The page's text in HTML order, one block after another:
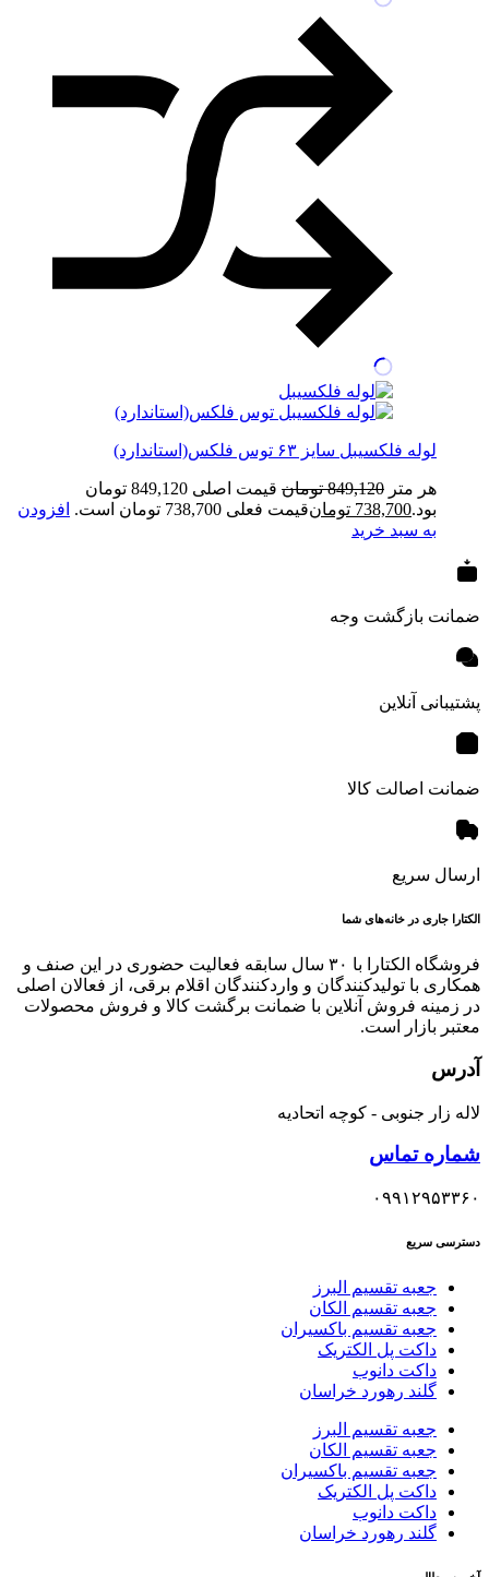
لوله فلکسیبل سایز ۶۳ توس فلکس(استاندارد)
هر متر 849,120 تومان
قیمت اصلی 849,120 تومان
بود.738,700 تومانقیمت فعلی 738,700 تومان است.
افزودن
به سبد خرید
ضمانت بازگشت وجه
پشتیبانی آنلاین
ضمانت اصالت کالا
ارسال سریع
الکتارا جاری در خانه‌های شما
فروشگاه الکتارا با ۳۰ سال سابقه فعالیت حضوری در این صنف و
همکاری با تولیدکنندگان و واردکنندگان اقلام برقی، از فعالان اصلی
در زمینه فروش آنلاین با ضمانت برگشت کالا و فروش محصولات
معتبر بازار است.
آدرس
لاله زار جنوبی - کوچه اتحادیه
شماره تماس
۰۹۹۱۲۹۵۳۳۶۰
دسترسی سریع
جعبه تقسیم البرز
جعبه تقسیم الکان
جعبه تقسیم باکسیران
داکت پل الکتریک
داکت دانوب
گلند رهورد خراسان
جعبه تقسیم البرز
جعبه تقسیم الکان
جعبه تقسیم باکسیران
داکت پل الکتریک
داکت دانوب
گلند رهورد خراسان